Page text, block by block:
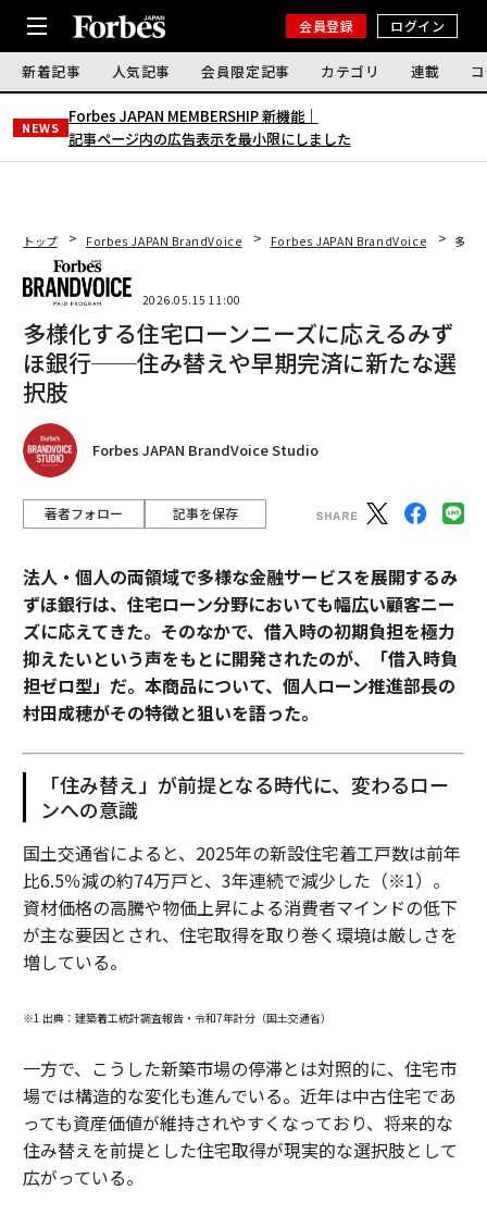
会員登録 ログイン
新着記事 人気記事 会員限定記事 カテゴリ 連載
NEWS
Forbes JAPAN MEMBERSHIP 新機能｜
記事ページ内の広告表示を最小限にしました
トップ Forbes JAPAN BrandVoice Forbes JAPAN BrandVoice 多様
2026.05.15 11:00
多様化する住宅ローンニーズに応えるみず
ほ銀行──住み替えや早期完済に新たな選
択肢
Forbes JAPAN BrandVoice Studio
著者フォロー 記事を保存
法人・個人の両領域で多様な金融サービスを展開するみ
ずほ銀行は、住宅ローン分野においても幅広い顧客ニー
ズに応えてきた。そのなかで、借入時の初期負担を極力
抑えたいという声をもとに開発されたのが、「借入時負
担ゼロ型」だ。本商品について、個人ローン推進部長の
村田成穂がその特徴と狙いを語った。
「住み替え」が前提となる時代に、変わるロー
ンへの意識
国土交通省によると、2025年の新設住宅着工戸数は前年
比6.5％減の約74万戸と、3年連続で減少した（※1）。
資材価格の高騰や物価上昇による消費者マインドの低下
が主な要因とされ、住宅取得を取り巻く環境は厳しさを
増している。
※1 出典：建築着工統計調査報告・令和7年計分（国土交通省）
一方で、こうした新築市場の停滞とは対照的に、住宅市
場では構造的な変化も進んでいる。近年は中古住宅であ
っても資産価値が維持されやすくなっており、将来的な
住み替えを前提とした住宅取得が現実的な選択肢として
広がっている。